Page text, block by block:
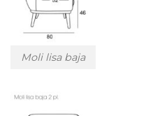
Moli lisa baja